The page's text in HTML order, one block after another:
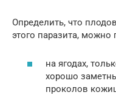
Определить, что
этого паразита,
на ягодах,
хорошо
проколов